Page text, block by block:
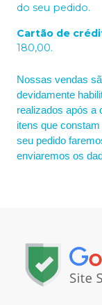
do seu pedido.
Cartão de
180,00.
Nossas vendas
devidamente
realizados após a
itens que
seu pedido
enviaremos os